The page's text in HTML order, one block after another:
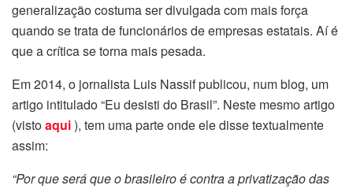
generalização costuma ser divulgada com mais força
quando se trata de funcionários de empresas estatais. Aí é
que a crítica se torna mais pesada.
Em 2014, o jornalista Luis Nassif publicou, num blog, um
artigo intitulado “Eu desisti do Brasil”. Neste mesmo artigo
(vistoaqui), tem uma parte onde ele disse textualmente
assim:
“Por que será que o brasileiro é contra a privatização das